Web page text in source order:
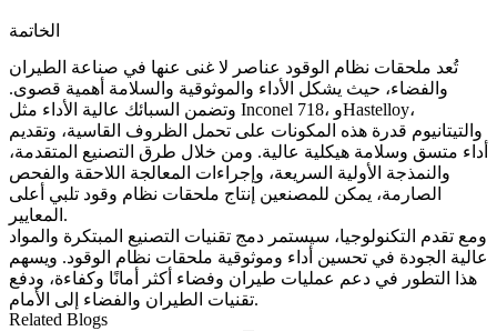
الخاتمة
تُعد ملحقات نظام الوقود عناصر لا غنى عنها في صناعة الطيران
والفضاء، حيث يشكل الأداء والموثوقية والسلامة أهمية قصوى.
Inconel 718، وHastelloy،
والتيتانيوم قدرة هذه المكونات على تحمل الظروف القاسية، وتقديم
أداء متسق وسلامة هيكلية عالية. ومن خلال طرق التصنيع المتقدمة،
و النمذجة الأولية السريعة، وإجراءات المعالجة اللاحقة والفحص
الصارمة، يمكن للمصنعين إنتاج ملحقات نظام وقود تلبي أعلى
المعايير.
ومع تقدم التكنولوجيا، سيستمر دمج تقنيات التصنيع المبتكرة والمواد
عالية الجودة في تحسين أداء وموثوقية ملحقات نظام الوقود. ويسهم
هذا التطور في دعم عمليات طيران وفضاء أكثر أمانًا وكفاءة، ودفع
تقنيات الطيران والفضاء إلى الأمام.
Related Blogs